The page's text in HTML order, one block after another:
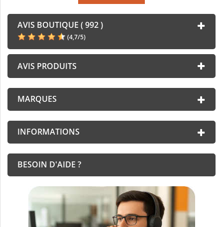
AVIS BOUTIQUE ( 992 )
(4,7/5)
AVIS PRODUITS
MARQUES
INFORMATIONS
BESOIN D'AIDE ?